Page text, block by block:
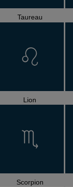
Taureau
Lion
Scorpion